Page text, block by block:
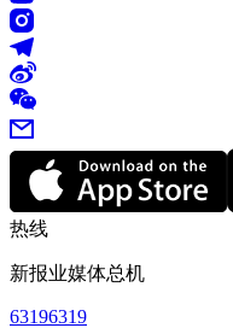
热线
新报业媒体总机
63196319